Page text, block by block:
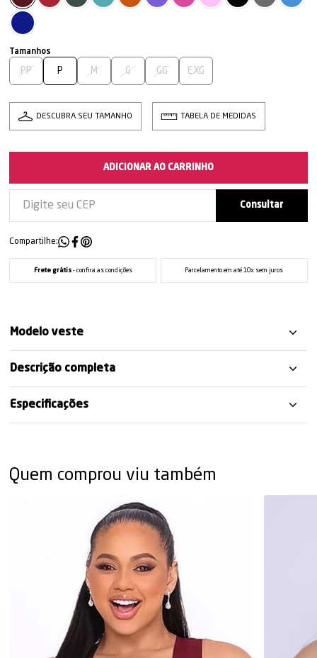
PP P M G GG EXG
DESCUBRA SEU TAMANHO TABELA DE MEDIDAS
ADICIONAR AO CARRINHO
Compartilhe:
Frete grátis- confira as condições Parcelamento em até 10x sem juros
Modelo veste
Descrição completa
Especificações
Quem comprou viu também